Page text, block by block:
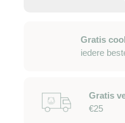
Gratis
iedere
Gratis
€25